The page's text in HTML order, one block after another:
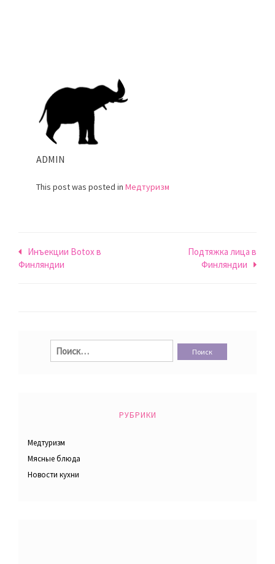
ADMIN
This post was posted in Медтуризм
Навигация
по
Инъекции Botox в
Финляндии
Подтяжка лица в
Финляндии
Найти:
РУБРИКИ
Медтуризм
Мясные блюда
Новости кухни